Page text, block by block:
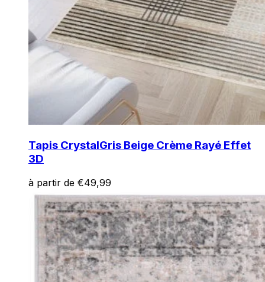
Tapis CrystalGris Beige Crème Rayé Effet
3D
à partir de €49,99